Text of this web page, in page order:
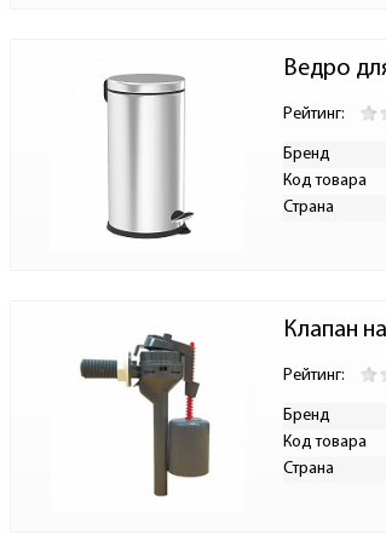
Ведро
Рейтинг:
Бренд
Код товара
Страна
Клапан
Рейтинг:
Бренд
Код товара
Страна